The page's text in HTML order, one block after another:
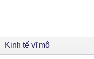
Kinh tế vĩ mô